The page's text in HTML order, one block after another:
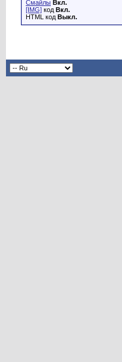
Смайлы Вкл.
[IMG] код Вкл.
HTML код Выкл.